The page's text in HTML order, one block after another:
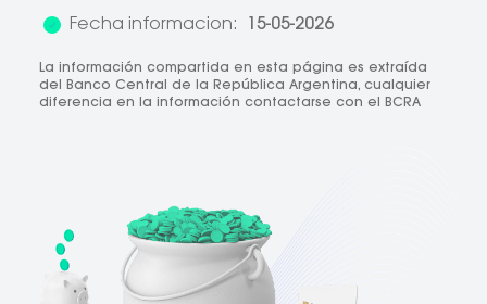
Fecha informacion:
15-05-2026
La información compartida en esta página es extraída
del Banco Central de la República Argentina, cualquier
diferencia en la información contactarse con el BCRA